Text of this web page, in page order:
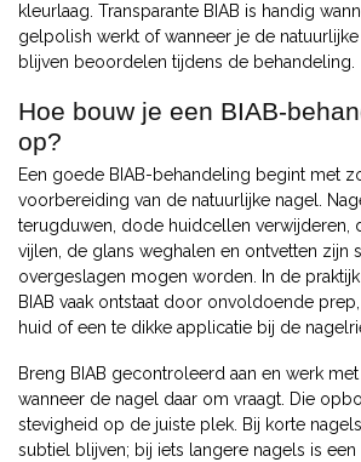
kleurlaag. Transparante BIAB is handig
gelpolish werkt of wanneer je de
blijven beoordelen tijdens de behandeling.
Hoe bouw je een BIAB-
op?
Een goede BIAB-behandeling begint met
voorbereiding van de natuurlijke nagel.
terugduwen, dode huidcellen verwijderen,
vijlen, de glans weghalen en ontvetten zijn
overgeslagen mogen worden. In de
BIAB vaak ontstaat door onvoldoende
huid of een te dikke applicatie bij de
Breng BIAB gecontroleerd aan en werk
wanneer de nagel daar om vraagt. Die
stevigheid op de juiste plek. Bij korte
subtiel blijven; bij iets langere nagels is